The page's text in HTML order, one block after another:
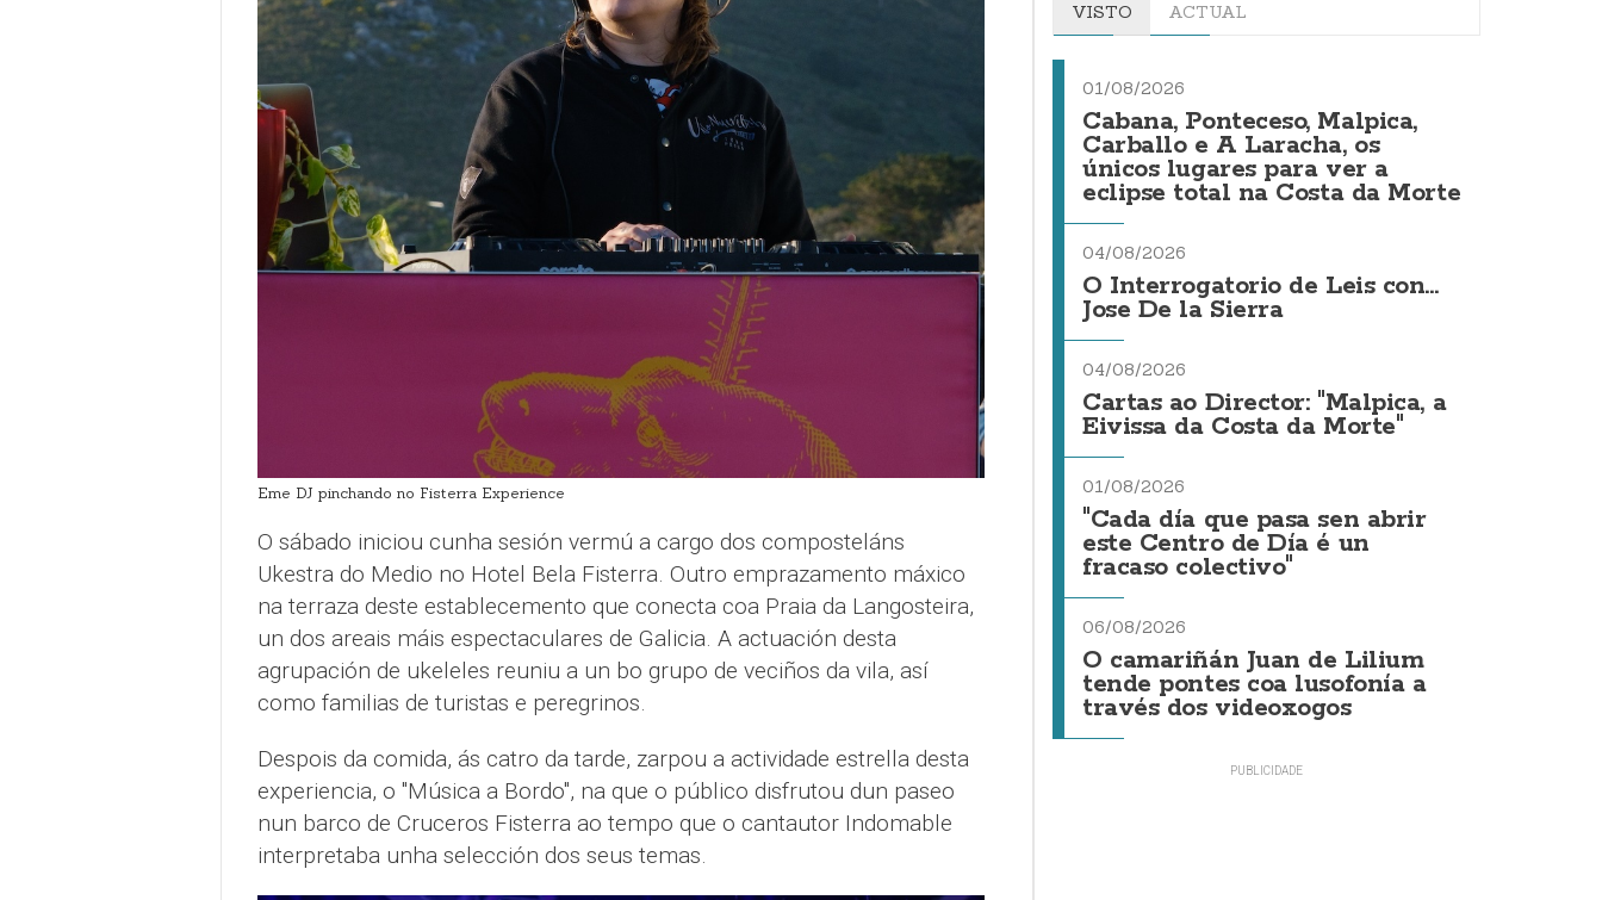
Eme DJ pinchando no Fisterra Experience
O sábado iniciou cunha sesión vermú a cargo dos composteláns
Ukestra do Medio no Hotel Bela Fisterra. Outro emprazamento máxico
na terraza deste establecemento que conecta coa Praia da Langosteira,
un dos areais máis espectaculares de Galicia. A actuación desta
agrupación de ukeleles reuniu a un bo grupo de veciños da vila, así
como familias de turistas e peregrinos.
Despois da comida, ás catro da tarde, zarpou a actividade estrella desta
experiencia, o "Música a Bordo", na que o público disfrutou dun paseo
nun barco de Cruceros Fisterra ao tempo que o cantautor Indomable
interpretaba unha selección dos seus temas.
VISTO ACTUAL
01/08/2026
Cabana, Ponteceso, Malpica,
Carballo e A Laracha, os
únicos lugares para ver a
eclipse total na Costa da Morte
04/08/2026
O Interrogatorio de Leis con...
Jose De la Sierra
04/08/2026
Cartas ao Director: "Malpica, a
Eivissa da Costa da Morte"
01/08/2026
"Cada día que pasa sen abrir
este Centro de Día é un
fracaso colectivo"
06/08/2026
O camariñán Juan de Lilium
tende pontes coa lusofonía a
través dos videoxogos